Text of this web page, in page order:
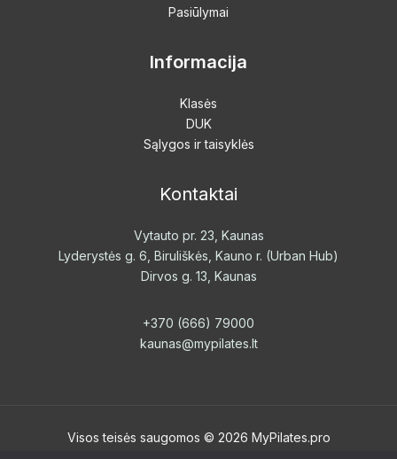
Pasiūlymai
Informacija
Klasės
DUK
Sąlygos ir taisyklės
Kontaktai
Vytauto pr. 23, Kaunas
Lyderystės g. 6, Biruliškės, Kauno r. (Urban Hub)
Dirvos g. 13, Kaunas
+370 (666) 79000
kaunas@mypilates.lt
Visos teisės saugomos © 2026 MyPilates.pro